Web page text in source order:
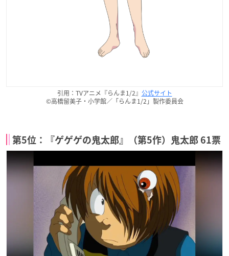
引用：TVアニメ『らんま1/2』 公式サイト
©高橋留美子・小学館／「らんま1/2」製作委員会
第5位：『ゲゲゲの鬼太郎』（第5作）鬼太郎 61票